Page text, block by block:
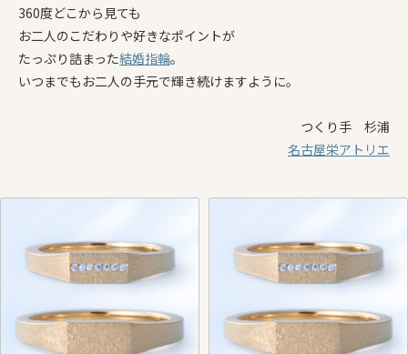
360度どこから見ても
お二人のこだわりや好きなポイントが
たっぷり詰まった結婚指輪。
いつまでもお二人の手元で輝き続けますように。
つくり手 杉浦
名古屋栄アトリエ